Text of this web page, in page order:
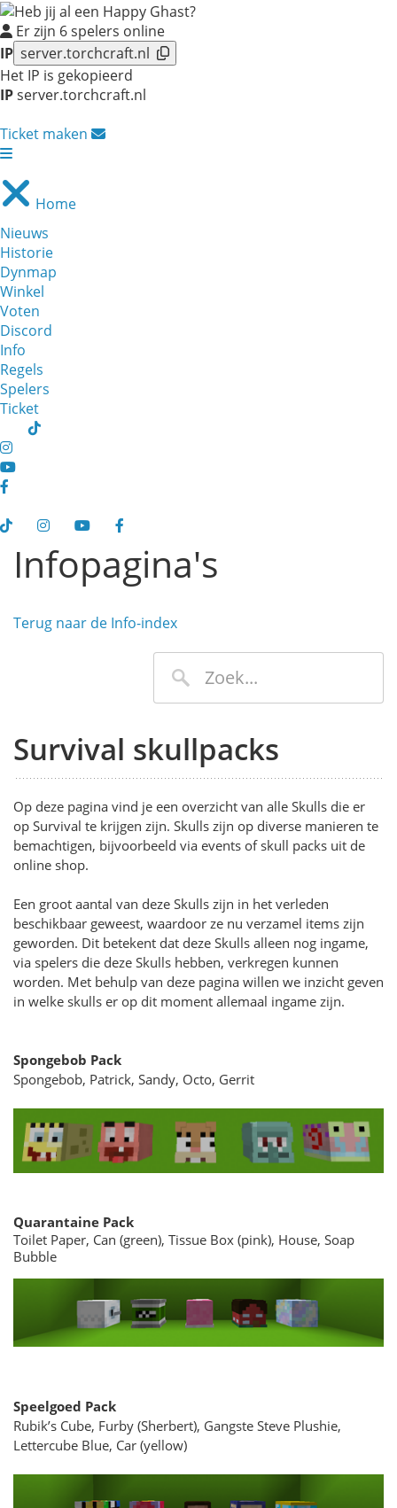
Er zijn 6spelers online
IP server.torchcraft.nl
Het IP is gekopieerd
IPserver.torchcraft.nl
Ticket maken
Home
Nieuws
Historie
Dynmap
Winkel
Voten
Discord
Info
Regels
Spelers
Ticket
Infopagina's
Terug naar de Info-index
Survival skullpacks
Op deze pagina vind je een overzicht van alle Skulls die er
op Survival te krijgen zijn. Skulls zijn op diverse manieren te
bemachtigen, bijvoorbeeld via events of skull packs uit de
online shop.
Een groot aantal van deze Skulls zijn in het verleden
beschikbaar geweest, waardoor ze nu verzamel items zijn
geworden. Dit betekent dat deze Skulls alleen nog ingame,
via spelers die deze Skulls hebben, verkregen kunnen
worden. Met behulp van deze pagina willen we inzicht geven
in welke skulls er op dit moment allemaal ingame zijn.
Spongebob Pack
Spongebob, Patrick, Sandy, Octo, Gerrit
Quarantaine Pack
Toilet Paper, Can (green), Tissue Box (pink), House, Soap
Bubble
Speelgoed Pack
Rubik’s Cube, Furby (Sherbert), Gangste Steve Plushie,
Lettercube Blue, Car (yellow)